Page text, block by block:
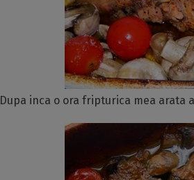
Dupa inca o ora fripturica mea arata